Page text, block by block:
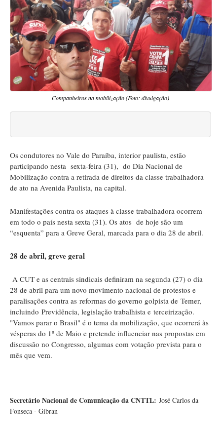
Companheiros na mobilização (Foto: divulgação)
Os condutores no Vale do Paraíba, interior paulista, estão
participando nesta sexta-feira (31), do Dia Nacional de
Mobilização contra a retirada de direitos da classe trabalhadora
de ato na Avenida Paulista, na capital.
Manifestações contra os ataques à classe trabalhadora ocorrem
em todo o país nesta sexta (31). Os atos de hoje são um
“esquenta” para a Greve Geral, marcada para o dia 28 de abril.
28 de abril, greve geral
A CUT e as centrais sindicais definiram na segunda (27) o dia
28 de abril para um novo movimento nacional de protestos e
paralisações contra as reformas do governo golpista de Temer,
incluindo Previdência, legislação trabalhista e terceirização.
"Vamos parar o Brasil" é o tema da mobilização, que ocorrerá às
vésperas do 1º de Maio e pretende influenciar nas propostas em
discussão no Congresso, algumas com votação prevista para o
mês que vem.
Secretário Nacional de Comunicação da CNTTL: José Carlos da
Fonseca - Gibran